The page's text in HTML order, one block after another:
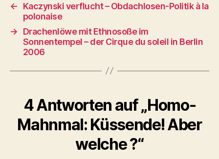
←
Kaczynski verflucht – Obdachlosen-Politik à la
polonaise
→
Drachenlöwe mit Ethnosoße im
Sonnentempel – der Cirque du soleil in Berlin
2006
4 Antworten auf „Homo-
Mahnmal: Küssende! Aber
welche ?“